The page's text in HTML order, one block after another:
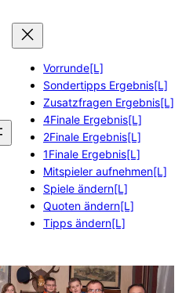
Vorrunde[L]
Sondertipps Ergebnis[L]
Zusatzfragen Ergebnis[L]
4Finale Ergebnis[L]
2Finale Ergebnis[L]
1Finale Ergebnis[L]
Mitspieler aufnehmen[L]
Spiele ändern[L]
Quoten ändern[L]
Tipps ändern[L]